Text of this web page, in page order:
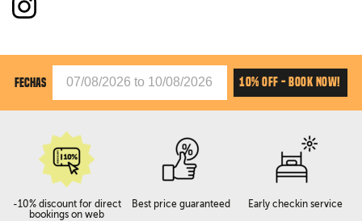
FECHAS 10% OFF - BOOK NOW!
-10% discount for direct
bookings on web
Best price guaranteed Early checkin service